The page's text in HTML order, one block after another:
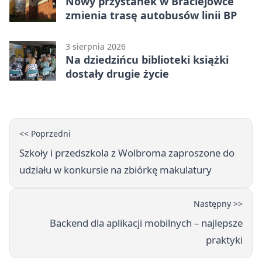
zmienia trasę autobusów linii BP
3 sierpnia 2026
Na dziedzińcu biblioteki książki
dostały drugie życie
<< Poprzedni
Szkoły i przedszkola z Wolbroma zaproszone do
udziału w konkursie na zbiórkę makulatury
Następny >>
Backend dla aplikacji mobilnych – najlepsze
praktyki